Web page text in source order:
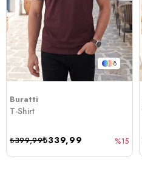
8
Buratti
T-Shirt
₺339,99
₺399,99 %15